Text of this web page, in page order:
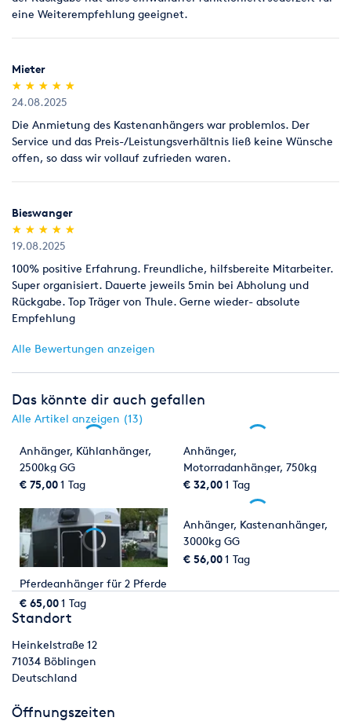
eine Weiterempfehlung geeignet.
Mieter
(*)
★
★
(*) ★
★
(*) ★
★
(*) ★
★
(*) ★
★
24.08.2025
Die Anmietung des Kastenanhängers war problemlos. Der
Service und das Preis-/Leistungsverhältnis ließ keine Wünsche
offen, so dass wir vollauf zufrieden waren.
Bieswanger
(*)
★
★
(*) ★
★
(*) ★
★
(*) ★
★
(*) ★
★
19.08.2025
100% positive Erfahrung. Freundliche, hilfsbereite Mitarbeiter.
Super organisiert. Dauerte jeweils 5min bei Abholung und
Rückgabe. Top Träger von Thule. Gerne wieder- absolute
Empfehlung
Alle Bewertungen anzeigen
Das könnte dir auch gefallen
Alle Artikel anzeigen (13)
Anhänger, Kühlanhänger,
2500kg GG
€ 75,001 Tag
Anhänger,
Motorradanhänger, 750kg
GG
€ 32,001 Tag
Pferdeanhänger für 2 Pferde
€ 65,001 Tag
Anhänger, Kastenanhänger,
3000kg GG
€ 56,001 Tag
Standort
Heinkelstraße 12
71034 Böblingen
Deutschland
Öffnungszeiten